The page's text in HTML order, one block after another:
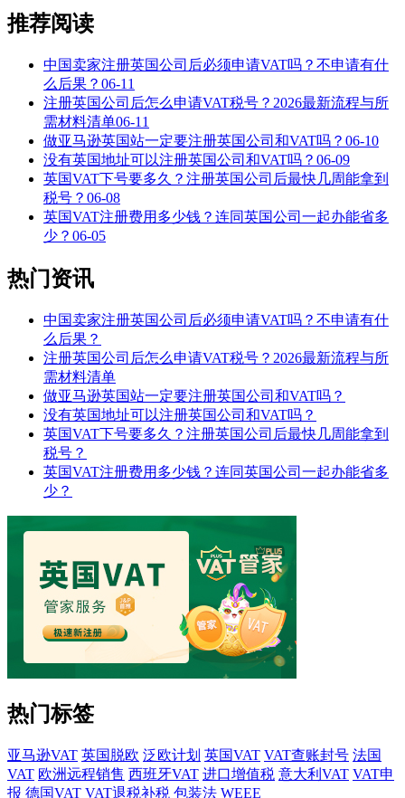
推荐阅读
中国卖家注册英国公司后必须申请VAT吗？不申请有什
么后果？ 06-11
注册英国公司后怎么申请VAT税号？2026最新流程与所
需材料清单06-11
做亚马逊英国站一定要注册英国公司和VAT吗？ 06-10
没有英国地址可以注册英国公司和VAT吗？ 06-09
英国VAT下号要多久？注册英国公司后最快几周能拿到
税号？ 06-08
英国VAT注册费用多少钱？连同英国公司一起办能省多
少？ 06-05
热门资讯
中国卖家注册英国公司后必须申请VAT吗？不申请有什
么后果？
注册英国公司后怎么申请VAT税号？2026最新流程与所
需材料清单
做亚马逊英国站一定要注册英国公司和VAT吗？
没有英国地址可以注册英国公司和VAT吗？
英国VAT下号要多久？注册英国公司后最快几周能拿到
税号？
英国VAT注册费用多少钱？连同英国公司一起办能省多
少？
热门标签
亚马逊VAT 英国脱欧 泛欧计划 英国VAT VAT查账封号 法国
VAT 欧洲远程销售 西班牙VAT 进口增值税 意大利VAT VAT申
报 德国VAT VAT退税补税 包装法 WEEE